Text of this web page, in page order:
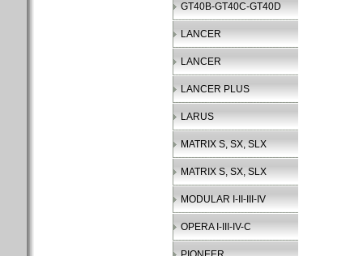
GT40B-GT40C-GT40D
LANCER
LANCER
LANCER PLUS
LARUS
MATRIX S, SX, SLX
MATRIX S, SX, SLX
MODULAR I-II-III-IV
OPERA I-III-IV-C